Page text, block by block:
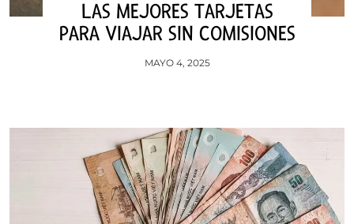
LAS MEJORES TARJETAS
PARA VIAJAR SIN COMISIONES
MAYO 4, 2025